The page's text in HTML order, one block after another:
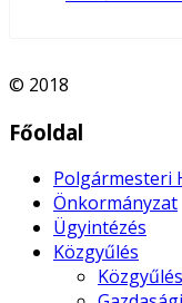
© 2018
Főoldal
Polgármesteri
Önkormányzat
Ügyintézés
Közgyűlés
Közgyűlés